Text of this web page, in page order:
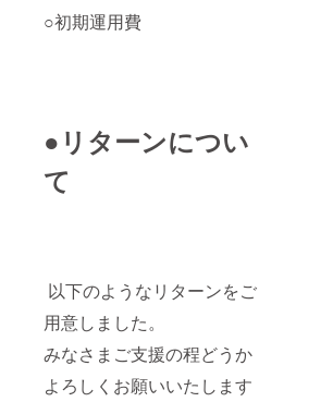
○初期運用費
●リターンについ
て
以下のようなリターンをご
用意しました。
みなさまご支援の程どうか
よろしくお願いいたします